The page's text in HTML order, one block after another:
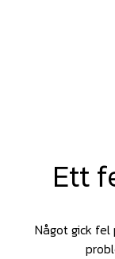
Ett
Något gick